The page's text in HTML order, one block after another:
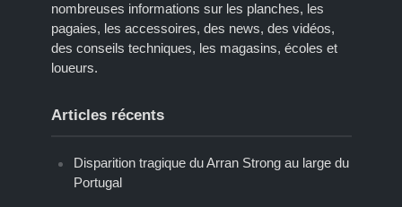
nombreuses informations sur les planches, les
pagaies, les accessoires, des news, des vidéos,
des conseils techniques, les magasins, écoles et
loueurs.
Articles récents
Disparition tragique du Arran Strong au large du
Portugal